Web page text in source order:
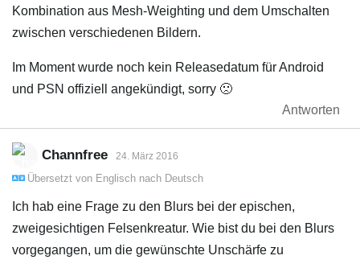
Kombination aus Mesh-Weighting und dem Umschalten
zwischen verschiedenen Bildern.
Im Moment wurde noch kein Releasedatum für Android
und PSN offiziell angekündigt, sorry 🙁
Antworten
Channfree 24. März 2016
Übersetzt von Englisch nach Deutsch
Ich hab eine Frage zu den Blurs bei der epischen,
zweigesichtigen Felsenkreatur. Wie bist du bei den Blurs
vorgegangen, um die gewünschte Unschärfe zu